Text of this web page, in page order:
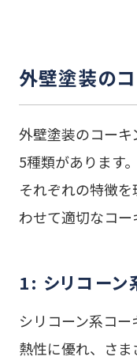
外壁塗装の
外壁塗装のコー
5種類があります。
それぞれの特徴
わせて適切なコー
1: シリコーン
シリコーン系コ
熱性に優れ、さ